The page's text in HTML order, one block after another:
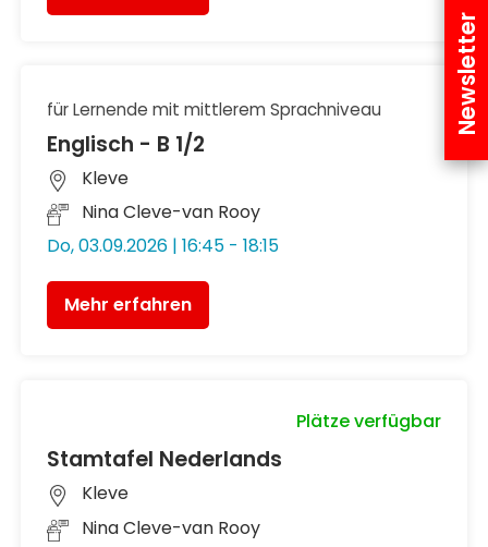
Newsletter
für Lernende mit mittlerem Sprachniveau
Englisch - B 1/2
Kleve
Nina Cleve-van Rooy
Do, 03.09.2026 | 16:45 - 18:15
Mehr erfahren
Stamtafel Nederlands
Kleve
Nina Cleve-van Rooy
Plätze verfügbar